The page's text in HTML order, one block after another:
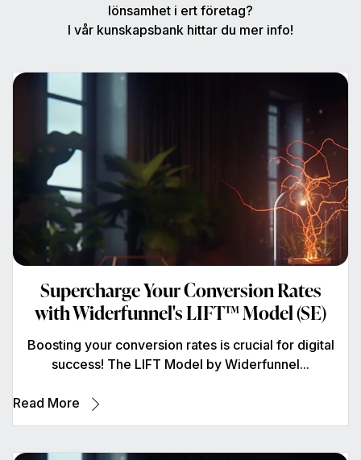
lönsamhet i ert företag?
I vår kunskapsbank hittar du mer info!
Supercharge Your Conversion Rates
with Widerfunnel's LIFT™ Model (SE)
Boosting your conversion rates is crucial for digital
success! The LIFT Model by Widerfunnel...
Read More